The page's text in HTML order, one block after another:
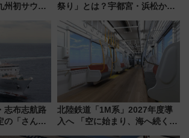
州初サウナ
祭り」とは？宇都宮・浜松から
を食べ比べ【7月25日・26日開
催】
志布志航路
の「さんふ
北陸鉄道「1M系」2027年度導
入へ 「空に始まり、海へ続く」